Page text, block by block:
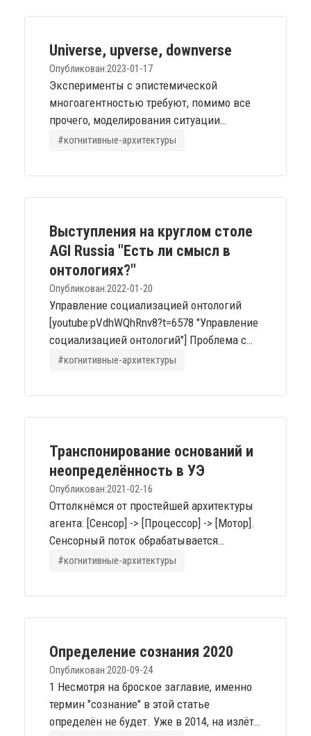
распадалась. Расширение количества
конструктов в рамках одного фокуса
внимания имеет достаточно жёсткие
ресурсные пределы. Смещение...
Universe, upverse, downverse
Опубликован:2023-01-17
Эксперименты с эпистемической
многоагентностью требуют, помимо все
прочего, моделирования ситуации
"рефлексивной вложенности", вида "Петя
красивая". У меня такие агентные модели
"вложенность", а проще говорить -
иерархичность, получается посредством
организации а) особой зависимости
конфигураций и б)...
#когнитивные-архитектуры
Выступления на круглом столе
AGI Russia "Есть ли смысл в
онтологиях?"
Опубликован:2022-01-20
Управление социализацией онтологий
[youtube:pVdhWQhRnv8?t=6578 "Управление
социализацией онтологий"] Проблема с
"программированием на онтологиях"
программированием на онтологиях"]
энактивных архитектурах"]
#когнитивные-архитектуры
Транспонирование оснований и
неопределённость в УЭ
Опубликован:2021-02-16
Оттолкнёмся от простейшей архитектуры
агента: [Сенсор] -> [Процессор] -> [Мотор].
Сенсорный поток обрабатывается
процессором (афферентный синтез в
П.Анохина) и активирует моторы/
специфично, но идею отражает) !ТФС
Традиционно, неопределённость есть
"неполнота информации" относительно
некой...
#когнитивные-архитектуры
Определение сознания 2020
Опубликован:2020-09-24
1 Несмотря на броское заглавие, именно
термин "сознание" в этой статье
определён не будет. Уже в 2014, на излёте